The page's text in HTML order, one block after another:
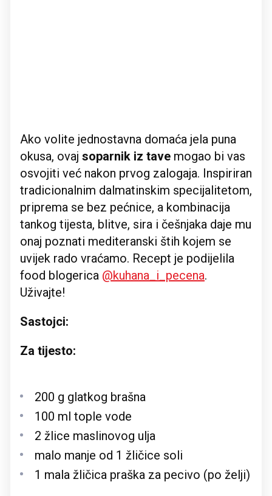
Ako volite jednostavna domaća jela puna
okusa, ovaj soparnik iz tave mogao bi vas
osvojiti već nakon prvog zalogaja. Inspiriran
tradicionalnim dalmatinskim specijalitetom,
priprema se bez pećnice, a kombinacija
tankog tijesta, blitve, sira i češnjaka daje mu
onaj poznati mediteranski štih kojem se
uvijek rado vraćamo. Recept je podijelila
food blogerica @kuhana_i_pecena.
Uživajte!
Sastojci:
Za tijesto:
200 g glatkog brašna
100 ml tople vode
2 žlice maslinovog ulja
malo manje od 1 žličice soli
1 mala žličica praška za pecivo (po želji)